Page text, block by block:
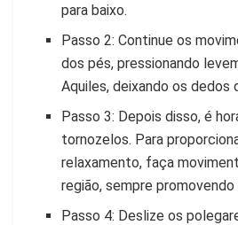
para baixo.
Passo 2: Continue os
dos pés, pressionando
Aquiles, deixando os dedos
Passo 3: Depois disso, é
tornozelos. Para
relaxamento, faça
região, sempre
Passo 4: Deslize os